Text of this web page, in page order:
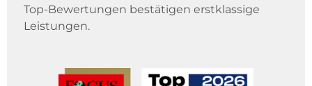
Top-Bewertungen bestätigen erstklassige
Leistungen.